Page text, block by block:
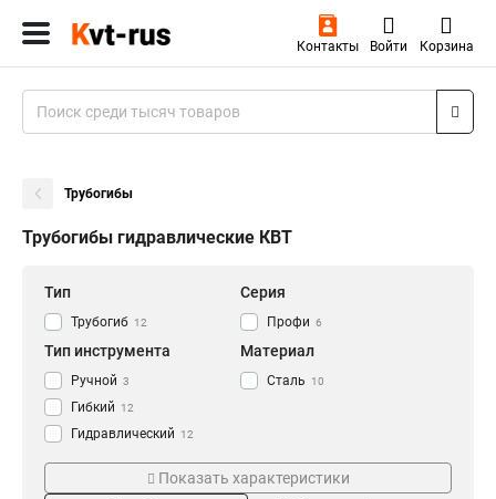
Контакты Войти Корзина
Трубогибы
Трубогибы гидравлические КВТ
Тип
Трубогиб 12
Серия
Профи 6
Тип инструмента
Ручной 3
Гибкий 12
Гидравлический 12
Материал
Сталь 10
Резьба
4 2
Усилие
20000кг 1
Показать характеристики